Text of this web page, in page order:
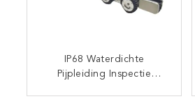
Water Redding 1500m
afstandsbediening
IP68 Waterdichte
Pijpleiding Inspectie